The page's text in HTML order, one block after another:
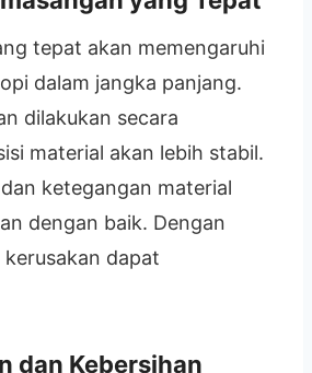
tepat akan memengaruhi
dalam jangka panjang.
dilakukan secara
material akan lebih stabil.
ketegangan material
dengan baik. Dengan
dapat
dan Kebersihan